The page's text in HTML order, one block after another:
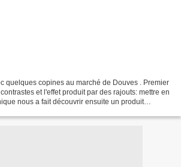
quelques copines au marché de Douves . Premier
et l'effet produit par des rajouts: mettre en
nous a fait découvrir ensuite un produit